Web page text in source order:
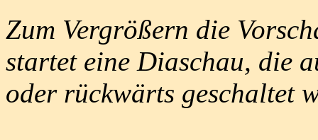
Zum Vergrößern die
startet eine Diaschau, die
oder rückwärts geschaltet